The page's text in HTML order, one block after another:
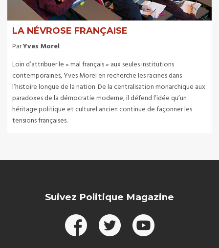
LA NÉVROSE FRANÇAISE
ParYves Morel
Loin d’attribuer le « mal français » aux seules institutions
contemporaines, Yves Morel en recherche les racines dans
l’histoire longue de la nation. De la centralisation monarchique aux
paradoxes de la démocratie moderne, il défend l’idée qu’un
héritage politique et culturel ancien continue de façonner les
tensions françaises.
Suivez Politique Magazine